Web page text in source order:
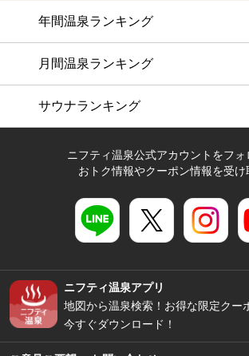
年間温泉ランキング
月間温泉ランキング
サウナランキング
ニフティ温泉公式アカウントをフォ
おトク情報やクーポン情報を受け
ニフティ温泉アプリ
地図から温泉検索！お得な限定クー
今すぐダウンロード！